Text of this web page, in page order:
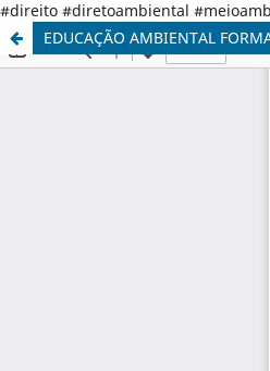
#direito #diretoambiental
EDUCAÇÃO AMBIENTAL